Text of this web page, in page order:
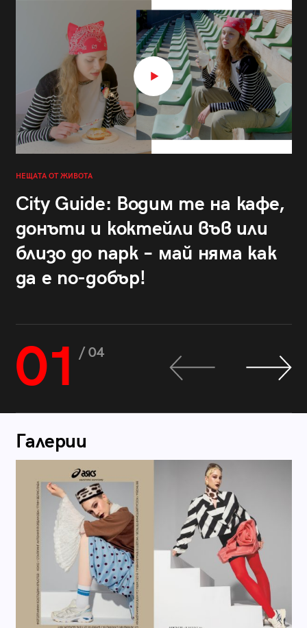
НЕЩАТА ОТ ЖИВОТА
City Guide: Водим те на кафе,
донъти и коктейли във или
близо до парк – май няма как
да е по-добър!
01 / 04
Галерии